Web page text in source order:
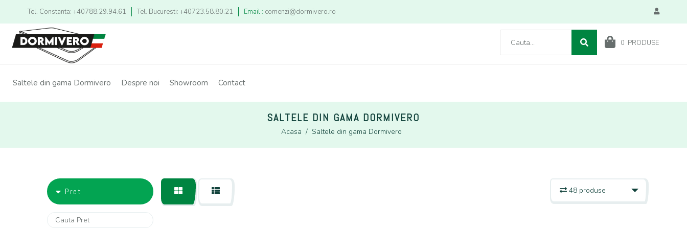
Tel. Constanta: +40788.29.94.61 Tel. Bucuresti: +40723.58.80.21 Email : comenzi@dormivero.ro
0 PRODUSE
Saltele din gama Dormivero Despre noi Showroom Contact
SALTELE DIN GAMA DORMIVERO
Acasa / Saltele din gama Dormivero
Pret 48 produse